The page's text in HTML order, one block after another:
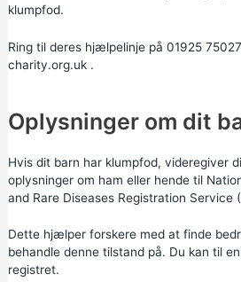
klumpfod.
Ring til deres hjælpelinje på 01925
charity.org.uk.
Oplysninger om dit
Hvis dit barn har klumpfod, videregiver
oplysninger om ham eller hende til
and Rare Diseases Registration Service
Dette hjælper forskere med at finde
behandle denne tilstand på. Du kan til
registret.